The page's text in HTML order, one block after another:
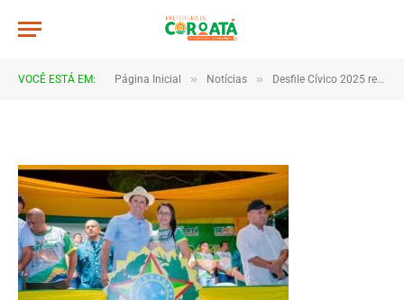
VOCÊ ESTÁ EM: Página Inicial » Notícias » Desfile Cívico 2025 reúne escolas e comunidades em Coroatá
0011